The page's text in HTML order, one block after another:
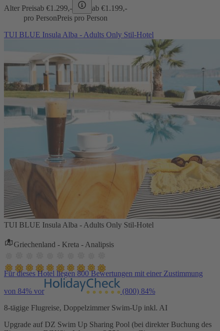
Alter Preisab €1.299,- ab €1.199,-
pro PersonPreis pro Person
TUI BLUE Insula Alba - Adults Only Stil-Hotel
TUI BLUE Insula Alba - Adults Only Stil-Hotel
Griechenland - Kreta - Analipsis
Für dieses Hotel liegen 800 Bewertungen mit einer Zustimmung
von 84% vor (800) 84%
8-tägige Flugreise, Doppelzimmer Swim-Up inkl. AI
Upgrade auf DZ Swim Up Sharing Pool (bei direkter Buchung des